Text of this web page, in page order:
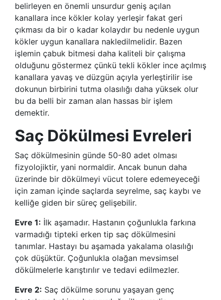
belirleyen en önemli unsurdur geniş açılan
kanallara ince kökler kolay yerleşir fakat geri
çıkması da bir o kadar kolaydır bu nedenle uygun
kökler uygun kanallara nakledilmelidir. Bazen
işlemin çabuk bitmesi daha kaliteli bir çalışma
olduğunu göstermez çünkü tekli kökler ince açılmış
kanallara yavaş ve düzgün açıyla yerleştirilir ise
dokunun birbirini tutma olasılığı daha yüksek olur
bu da belli bir zaman alan hassas bir işlem
demektir.
Saç Dökülmesi Evreleri
Saç dökülmesinin günde 50-80 adet olması
fizyolojiktir, yani normaldir. Ancak bunun daha
üzerinde bir dökülmeyi vücut tolere edemeyeceği
için zaman içinde saçlarda seyrelme, saç kaybı ve
kelliğe giden bir süreç gelişebilir.
Evre 1: İlk aşamadır. Hastanın çoğunlukla farkına
varmadığı tipteki erken tip saç dökülmesini
tanımlar. Hastayı bu aşamada yakalama olasılığı
çok düşüktür. Çoğunlukla olağan mevsimsel
dökülmelerle karıştırılır ve tedavi edilmezler.
Evre 2: Saç dökülme sorunu yaşayan genç